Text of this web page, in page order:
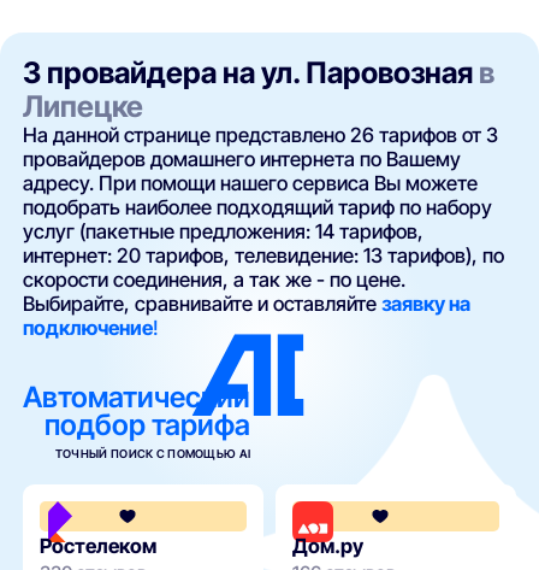
3 провайдера на ул. Паровозная в
Липецке
На данной странице представлено 26 тарифов от 3
провайдеров домашнего интернета по Вашему
адресу. При помощи нашего сервиса Вы можете
подобрать наиболее подходящий тариф по набору
услуг (пакетные предложения: 14 тарифов,
интернет: 20 тарифов, телевидение: 13 тарифов), по
скорости соединения, а так же - по цене.
Выбирайте, сравнивайте и оставляйтезаявку на
подключение!
Автоматический
подбор тарифа
ТОЧНЫЙ ПОИСК С ПОМОЩЬЮ AI
3.8
Ростелеком
Дом.ру